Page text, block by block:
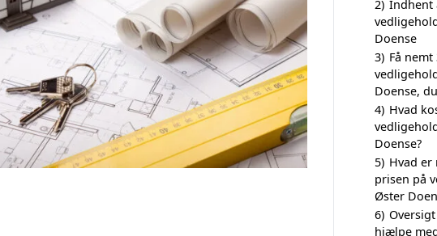
2) Indhent
Doense
3) Få
Doense,
4) Hvad
Doense?
5) Hvad er
prisen på
Øster
6)
hjælpe